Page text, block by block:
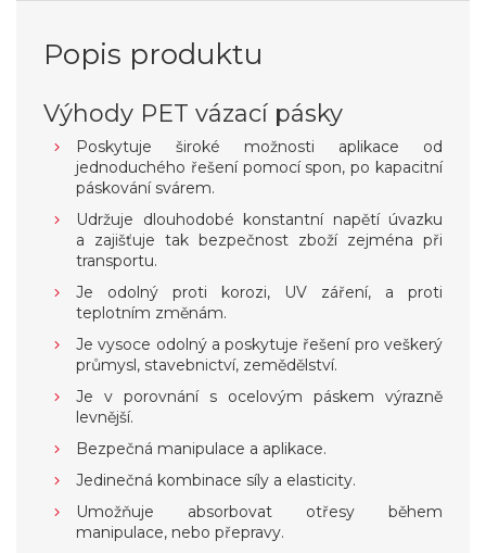
Popis produktu
Výhody PET vázací pásky
Poskytuje široké možnosti aplikace od
jednoduchého řešení pomocí spon, po kapacitní
páskování svárem.
Udržuje dlouhodobé konstantní napětí úvazku
a zajišťuje tak bezpečnost zboží zejména při
transportu.
Je odolný proti korozi, UV záření, a proti
teplotním změnám.
Je vysoce odolný a poskytuje řešení pro veškerý
průmysl, stavebnictví, zemědělství.
Je v porovnání s ocelovým páskem výrazně
levnější.
Bezpečná manipulace a aplikace.
Jedinečná kombinace síly a elasticity.
Umožňuje absorbovat otřesy během
manipulace, nebo přepravy.